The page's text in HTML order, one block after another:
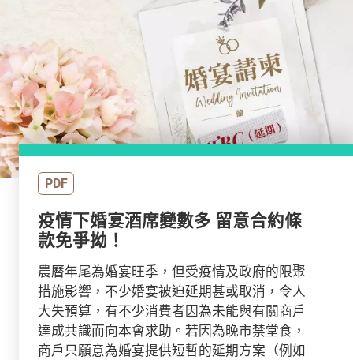
PDF
疫情下婚宴酒席變數多 留意合約條
款免爭拗！
農曆年尾為婚宴旺季，但受疫情及政府的限聚
措施影響，不少婚宴被迫延期甚或取消，令人
大失預算，有不少消費者因為未能與有關商戶
達成共識而向本會求助。若因為晚市禁堂食，
商戶只願意為婚宴提供短暫的延期方案（例如